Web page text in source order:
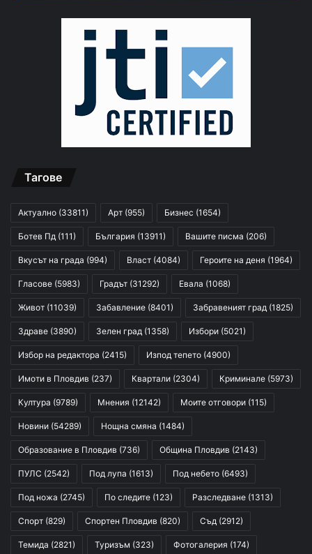
Тагове
Актуално (33811) Арт (955) Бизнес (1654)
Ботев Пд (111) България (13911) Вашите писма (206)
Вкусът на града (994) Власт (4084) Героите на деня (1964)
Гласове (5983) Градът (31292) Евала (1068)
Живот (11039) Забавление (8401) Забравеният град (1825)
Здраве (3890) Зелен град (1358) Избори (5021)
Избор на редактора (2415) Изпод тепето (4900)
Имоти в Пловдив (237) Квартали (2304) Криминале (5973)
Култура (9789) Мнения (12142) Моите отговори (115)
Новини (54289) Нощна смяна (1484)
Образование в Пловдив (736) Община Пловдив (2143)
ПУЛС (2542) Под лупа (1613) Под небето (6493)
Под ножа (2745) По следите (123) Разследване (1313)
Спорт (829) Спортен Пловдив (820) Съд (2912)
Темида (2821) Туризъм (323) Фотогалерия (174)